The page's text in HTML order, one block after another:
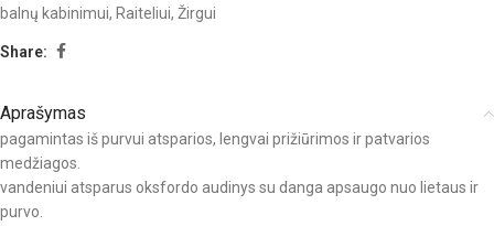
balnų kabinimui, Raiteliui, Žirgui
Share:
Aprašymas
pagamintas iš purvui atsparios, lengvai prižiūrimos ir patvarios
medžiagos.
vandeniui atsparus oksfordo audinys su danga apsaugo nuo lietaus ir
purvo.